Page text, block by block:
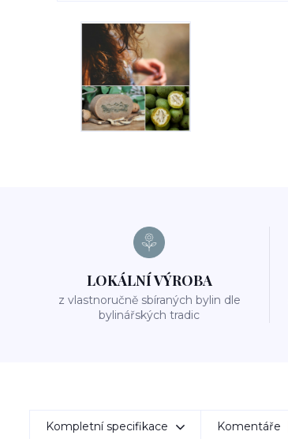
LOKÁLNÍ VÝROBA
z vlastnoručně sbíraných bylin dle
bylinářských tradic
Kompletní specifikace Komentáře